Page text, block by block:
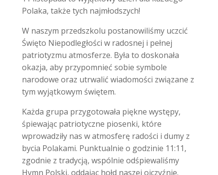
Polaka, także tych najmłodszych!
W naszym przedszkolu postanowiliśmy uczcić
Święto Niepodległości w radosnej i pełnej
patriotyzmu atmosferze. Była to doskonała
okazja, aby przypomnieć sobie symbole
narodowe oraz utrwalić wiadomości związane z
tym wyjątkowym świętem.
Każda grupa przygotowała piękne występy,
śpiewając patriotyczne piosenki, które
wprowadziły nas w atmosferę radości i dumy z
bycia Polakami. Punktualnie o godzinie 11:11,
zgodnie z tradycją, wspólnie odśpiewaliśmy
Hymn Polski, oddając hołd naszej ojczyźnie.